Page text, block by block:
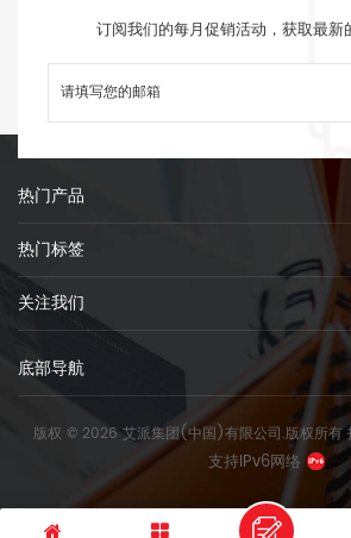
订阅我们的每月促销活动，获取最新
热门产品
热门标签
关注我们
底部导航
版权 © 2026 艾派集团(中国)有限公司.版权所有
支持IPv6网络